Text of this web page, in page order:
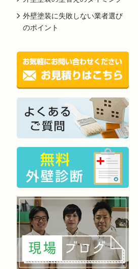
外壁塗装に失敗しない業者選び
のポイント